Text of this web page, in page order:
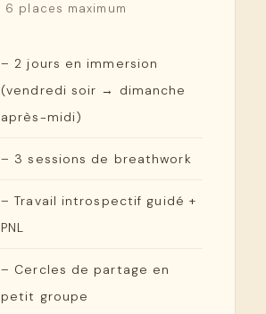
6 places maximum
– 2 jours en immersion
(vendredi soir → dimanche
après-midi)
– 3 sessions de breathwork
– Travail introspectif guidé +
PNL
– Cercles de partage en
petit groupe